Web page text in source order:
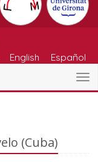
English Español
(Cuba)